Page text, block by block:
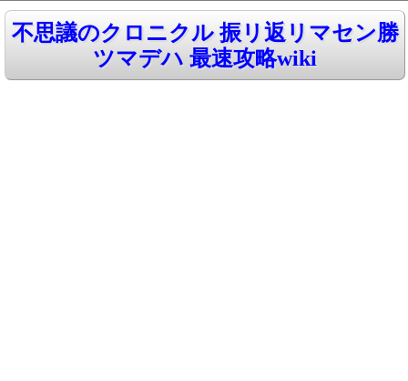
不思議のクロニクル 振リ返リマセン勝
ツマデハ 最速攻略wiki